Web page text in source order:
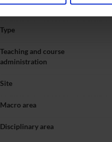
tuo utilizzo dei loro servizi.
Type
Teaching and course
administration
Site
Macro area
Disciplinary area